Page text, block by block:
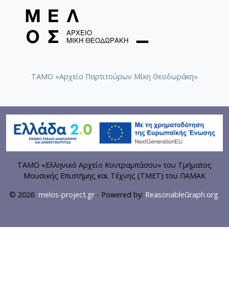
ΤΑΜΟ «Αρχείο Παρτιτούρων Μίκη Θεοδωράκη»
ΤΑΜΟ «Ελληνικό Αρχείο Κοντραμπάσου» του Τμήματος
Μουσικής Επιστήμης και Τέχνης (ΤΜΕΤ) του ΠΑΜΑΚ
© 2026 melos-project.gr- Powered by: ReasonableGraph.org